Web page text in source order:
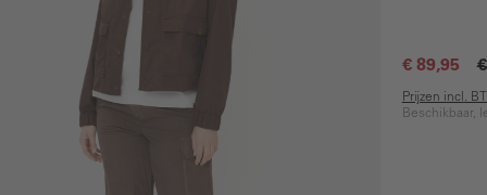
€ 89,95
Prijzen incl.
Beschikbaar,